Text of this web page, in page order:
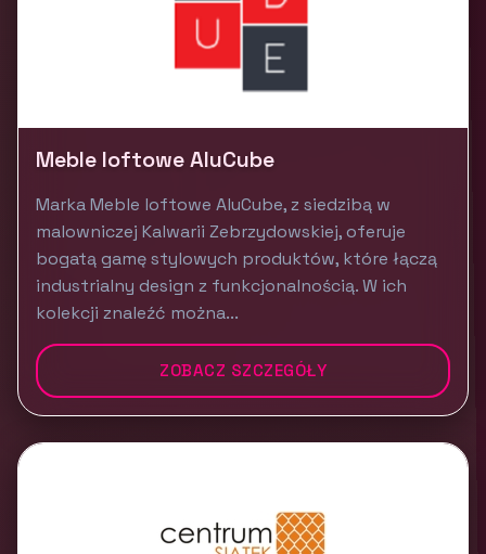
Meble loftowe AluCube
Marka Meble loftowe AluCube, z siedzibą w
malowniczej Kalwarii Zebrzydowskiej, oferuje
bogatą gamę stylowych produktów, które łączą
industrialny design z funkcjonalnością. W ich
kolekcji znaleźć można...
ZOBACZ SZCZEGÓŁY